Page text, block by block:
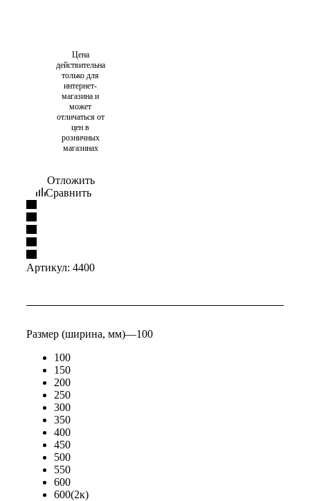
Цена
действительна
только для
интернет-
магазина и
может
отличаться от
цен в
розничных
магазинах
Отложить
Сравнить
Артикул: 4400
Размер (ширина, мм)—100
100
150
200
250
300
350
400
450
500
550
600
600(2к)